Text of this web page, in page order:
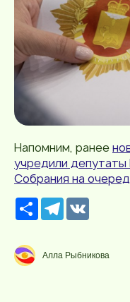
Напомним, ранее
учредили депутаты
Собрания на
Р
е
р
с
T
e
g
r
Алла Рыбникова